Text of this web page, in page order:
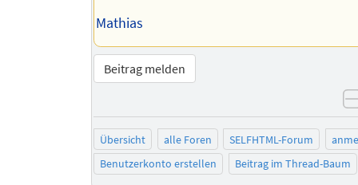
Mathias
Beitrag melden
Übersicht alle Foren SELFHTML-Forum
Benutzerkonto erstellen
Beitrag im Thread-Baum